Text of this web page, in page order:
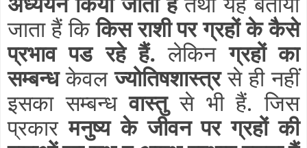
जाता हैं किकिस राशी पर ग्रहों के कैसे
प्रभाव पड रहे हैं. लेकिनग्रहों का
सम्बन्धकेवलज्योतिषशास्त्रसे ही नहीं
इसका सम्बन्धवास्तुसे भी हैं. जिस
प्रकारमनुष्य के जीवन पर ग्रहों की